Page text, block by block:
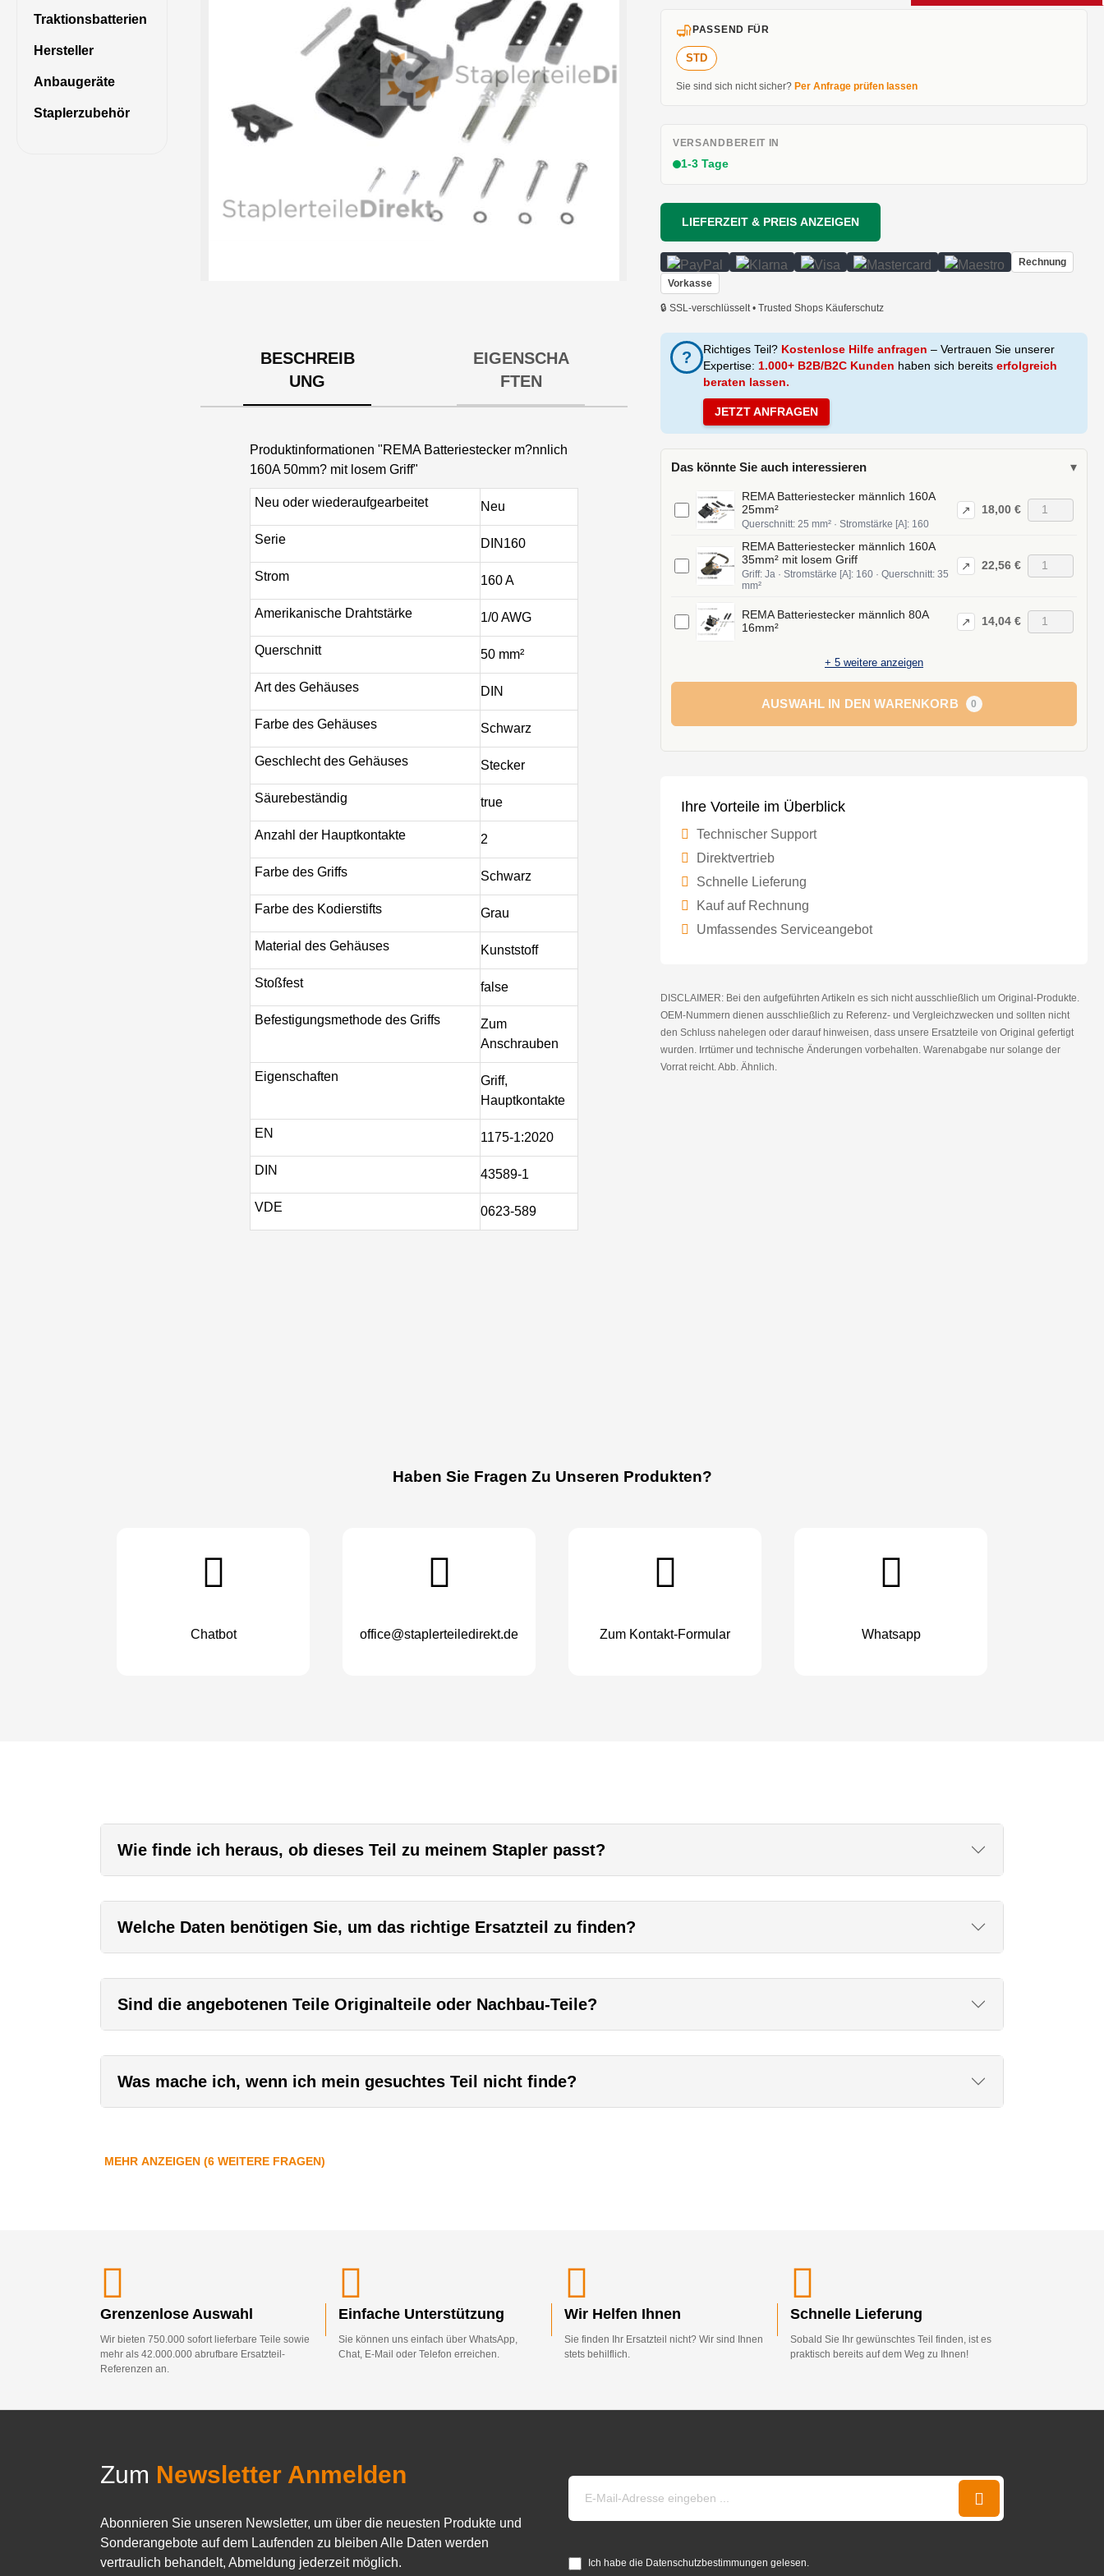
Traktionsbatterien
Hersteller
Anbaugeräte
Staplerzubehör
BESCHREIB
UNG
EIGENSCHA
FTEN
Produktinformationen "REMA Batteriestecker m?nnlich
160A 50mm? mit losem Griff"
Neu oder wiederaufgearbeitet Neu
Serie DIN160
Strom 160 A
Amerikanische Drahtstärke 1/0 AWG
Querschnitt 50 mm²
Art des Gehäuses DIN
Farbe des Gehäuses Schwarz
Geschlecht des Gehäuses Stecker
Säurebeständig true
Anzahl der Hauptkontakte 2
Farbe des Griffs Schwarz
Farbe des Kodierstifts Grau
Material des Gehäuses Kunststoff
Stoßfest false
Befestigungsmethode des Griffs
Zum
Anschrauben
Eigenschaften
Griff,
Hauptkontakte
EN 1175-1:2020
DIN 43589-1
VDE 0623-589
PASSEND FÜR
STD
Sie sind sich nicht sicher? Per Anfrage prüfen lassen
VERSANDBEREIT IN
1-3 Tage
LIEFERZEIT & PREIS ANZEIGEN
Rechnung
Vorkasse
🔒 SSL-verschlüsselt • Trusted Shops Käuferschutz
? Richtiges Teil? Kostenlose Hilfe anfragen – Vertrauen Sie unserer
Expertise: 1.000+ B2B/B2C Kunden haben sich bereits erfolgreich
beraten lassen.
JETZT ANFRAGEN
Das könnte Sie auch interessieren ▾
REMA Batteriestecker männlich 160A
25mm²
Querschnitt: 25 mm² · Stromstärke [A]: 160
↗ 18,00 €
REMA Batteriestecker männlich 160A
35mm² mit losem Griff
Griff: Ja · Stromstärke [A]: 160 · Querschnitt: 35
mm²
↗ 22,56 €
REMA Batteriestecker männlich 80A
16mm²
↗ 14,04 €
+ 5 weitere anzeigen
AUSWAHL IN DEN WARENKORB 0
Ihre Vorteile im Überblick
Technischer Support
Direktvertrieb
Schnelle Lieferung
Kauf auf Rechnung
Umfassendes Serviceangebot
DISCLAIMER: Bei den aufgeführten Artikeln es sich nicht ausschließlich um Original-Produkte.
OEM-Nummern dienen ausschließlich zu Referenz- und Vergleichzwecken und sollten nicht
den Schluss nahelegen oder darauf hinweisen, dass unsere Ersatzteile von Original gefertigt
wurden. Irrtümer und technische Änderungen vorbehalten. Warenabgabe nur solange der
Vorrat reicht. Abb. Ähnlich.
Haben Sie Fragen Zu Unseren Produkten?
Chatbot office@staplerteiledirekt.de Zum Kontakt-Formular Whatsapp
Wie finde ich heraus, ob dieses Teil zu meinem Stapler passt?
Welche Daten benötigen Sie, um das richtige Ersatzteil zu finden?
Sind die angebotenen Teile Originalteile oder Nachbau-Teile?
Was mache ich, wenn ich mein gesuchtes Teil nicht finde?
MEHR ANZEIGEN (6 WEITERE FRAGEN)
Grenzenlose Auswahl
Wir bieten 750.000 sofort lieferbare Teile sowie
mehr als 42.000.000 abrufbare Ersatzteil-
Referenzen an.
Einfache Unterstützung
Sie können uns einfach über WhatsApp,
Chat, E-Mail oder Telefon erreichen.
Wir Helfen Ihnen
Sie finden Ihr Ersatzteil nicht? Wir sind Ihnen
stets behilflich.
Schnelle Lieferung
Sobald Sie Ihr gewünschtes Teil finden, ist es
praktisch bereits auf dem Weg zu Ihnen!
Zum Newsletter Anmelden
Abonnieren Sie unseren Newsletter, um über die neuesten Produkte und
Sonderangebote auf dem Laufenden zu bleiben Alle Daten werden
vertraulich behandelt, Abmeldung jederzeit möglich.
Ich habe die Datenschutzbestimmungen gelesen.